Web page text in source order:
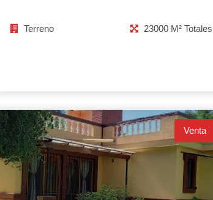
Terreno 23000 M² Totales
Venta